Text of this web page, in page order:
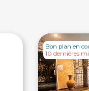
Bon plan en
10 dernières